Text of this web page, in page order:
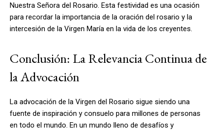
Nuestra Señora del Rosario. Esta festividad es una ocasión
para recordar la importancia de la oración del rosario y la
intercesión de la Virgen María en la vida de los creyentes.
Conclusión: La Relevancia Continua de
la Advocación
La advocación de la Virgen del Rosario sigue siendo una
fuente de inspiración y consuelo para millones de personas
en todo el mundo. En un mundo lleno de desafíos y